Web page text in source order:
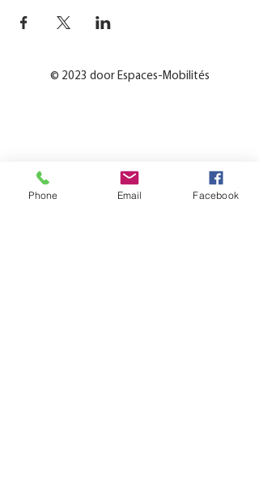
© 2023 door Espaces-Mobilités
Phone Email Facebook